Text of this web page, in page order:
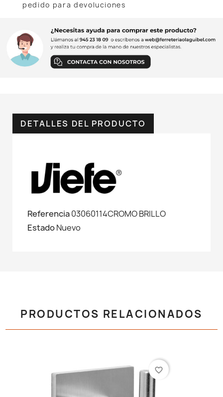
pedido para devoluciones
DETALLES DEL PRODUCTO
Referencia03060114CROMO BRILLO
EstadoNuevo
PRODUCTOS RELACIONADOS
favorite_border